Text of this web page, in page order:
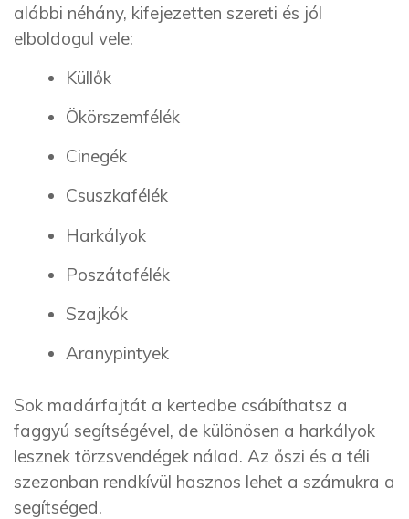
alábbi néhány, kifejezetten szereti és jól
elboldogul vele:
Küllők
Ökörszemfélék
Cinegék
Csuszkafélék
Harkályok
Poszátafélék
Szajkók
Aranypintyek
Sok madárfajtát a kertedbe csábíthatsz a
faggyú segítségével, de különösen a harkályok
lesznek törzsvendégek nálad. Az őszi és a téli
szezonban rendkívül hasznos lehet a számukra a
segítséged.